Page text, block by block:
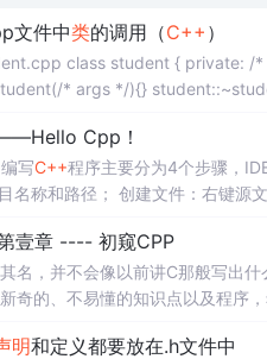
文件中类的调用（C++ ）
student { private: /* data */ public: double getDoubleAge(double age); student(/* args */); ~stu
Cpp！
写C++程序主要分为4个步骤，
名称和路径； 创建文件：右键源
1）单行注释：// 注释内容 通常使
壹章 ---- 初窥CPP
其名，并不会像以前讲C那般写出
奇的、不易懂的知识点以及程序
明和定义都要放在.h文件中